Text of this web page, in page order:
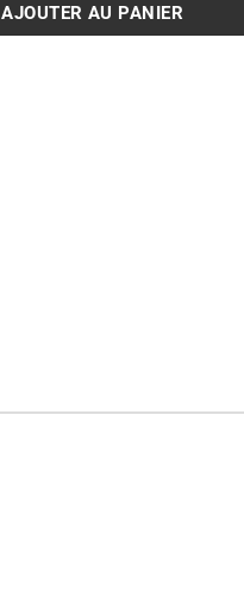
AJOUTER AU PANIER